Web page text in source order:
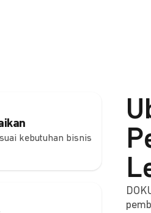
kebutuhan bisnis